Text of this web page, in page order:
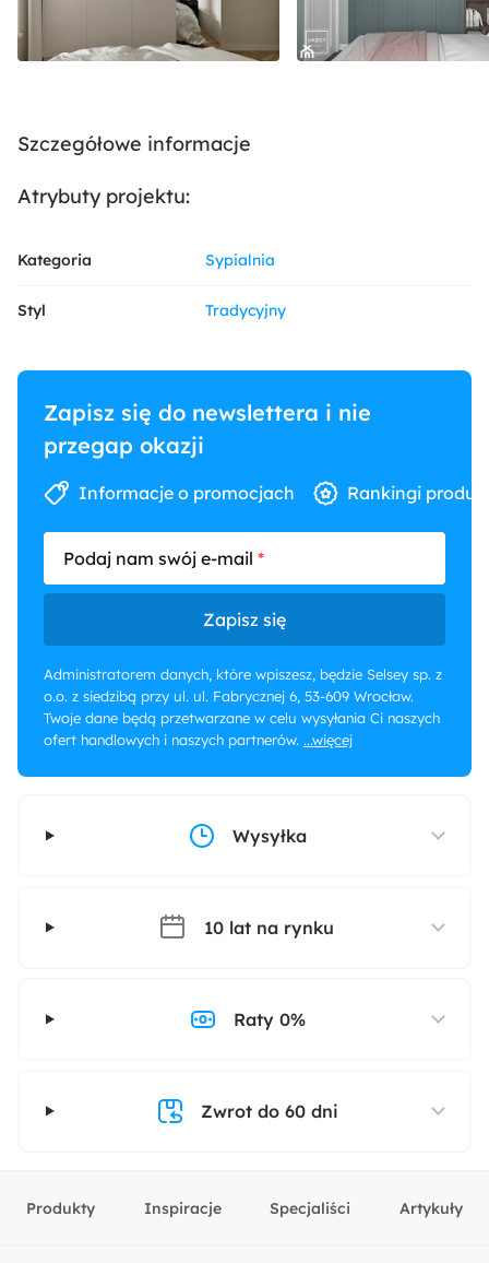
Szczegółowe informacje
Atrybuty projektu:
Kategoria Sypialnia
Styl Tradycyjny
Zapisz się do newslettera i nie
przegap okazji
Informacje o promocjach Rankingi
Podaj nam swój e-mail
Zapisz się
Administratorem danych, które wpiszesz, będzie Selsey sp. z
o.o. z siedzibą przy ul. ul. Fabrycznej 6, 53-609 Wrocław.
Twoje dane będą przetwarzane w celu wysyłania Ci naszych
ofert handlowych i naszych partnerów. ...więcej
Wysyłka
10 lat na rynku
Raty 0%
Zwrot do 60 dni
Produkty Inspiracje Specjaliści Artykuły